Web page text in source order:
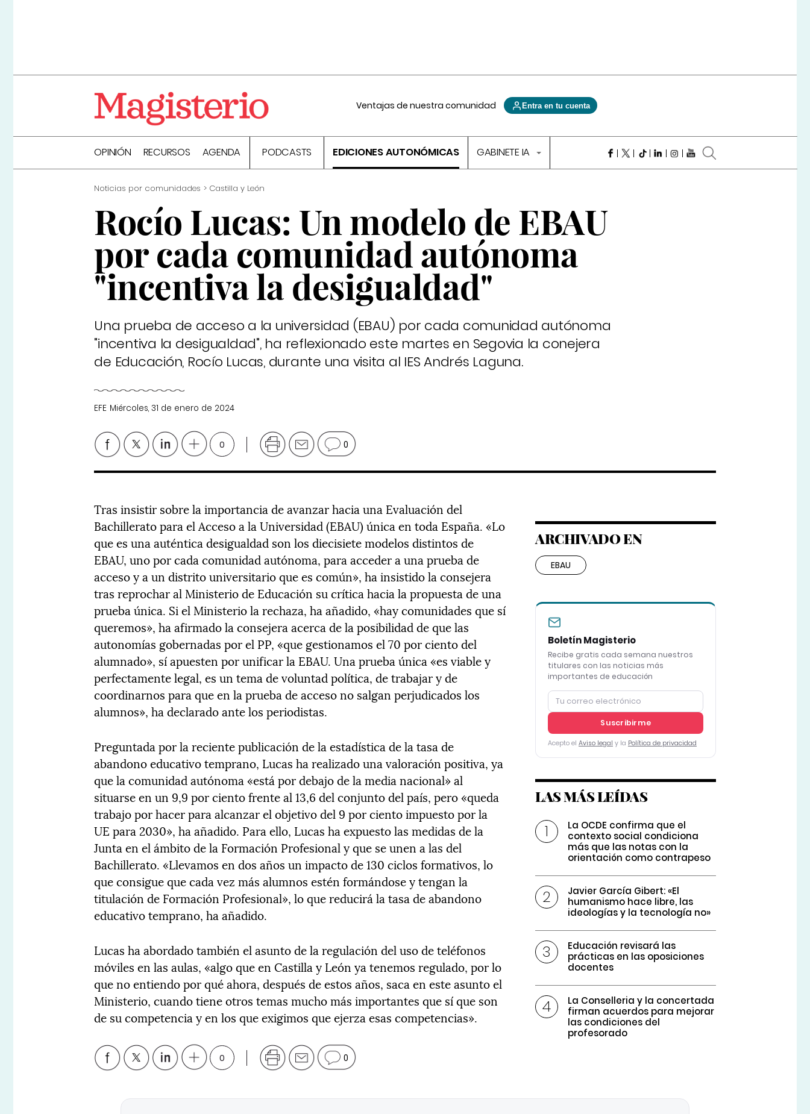
Ventajas de nuestra comunidad Entra en tu cuenta
OPINIÓN RECURSOS AGENDA PODCASTS EDICIONES AUTONÓMICAS GABINETE IA
Noticias por comunidades Castilla y León
Rocío Lucas: Un modelo de EBAU
por cada comunidad autónoma
"incentiva la desigualdad"
Una prueba de acceso a la universidad (EBAU) por cada comunidad autónoma
"incentiva la desigualdad", ha reflexionado este martes en Segovia la conejera
de Educación, Rocío Lucas, durante una visita al IES Andrés Laguna.
EFE Miércoles, 31 de enero de 2024
0 0
Tras insistir sobre la importancia de avanzar hacia una Evaluación del
Bachillerato para el Acceso a la Universidad (EBAU) única en toda España. «Lo
que es una auténtica desigualdad son los diecisiete modelos distintos de
EBAU, uno por cada comunidad autónoma, para acceder a una prueba de
acceso y a un distrito universitario que es común», ha insistido la consejera
tras reprochar al Ministerio de Educación su crítica hacia la propuesta de una
prueba única. Si el Ministerio la rechaza, ha añadido, «hay comunidades que sí
queremos», ha afirmado la consejera acerca de la posibilidad de que las
autonomías gobernadas por el PP, «que gestionamos el 70 por ciento del
alumnado», sí apuesten por unificar la EBAU. Una prueba única «es viable y
perfectamente legal, es un tema de voluntad política, de trabajar y de
coordinarnos para que en la prueba de acceso no salgan perjudicados los
alumnos», ha declarado ante los periodistas.
Preguntada por la reciente publicación de la estadística de la tasa de
abandono educativo temprano, Lucas ha realizado una valoración positiva, ya
que la comunidad autónoma «está por debajo de la media nacional» al
situarse en un 9,9 por ciento frente al 13,6 del conjunto del país, pero «queda
trabajo por hacer para alcanzar el objetivo del 9 por ciento impuesto por la
UE para 2030», ha añadido. Para ello, Lucas ha expuesto las medidas de la
Junta en el ámbito de la Formación Profesional y que se unen a las del
Bachillerato. «Llevamos en dos años un impacto de 130 ciclos formativos, lo
que consigue que cada vez más alumnos estén formándose y tengan la
titulación de Formación Profesional», lo que reducirá la tasa de abandono
educativo temprano, ha añadido.
Lucas ha abordado también el asunto de la regulación del uso de teléfonos
móviles en las aulas, «algo que en Castilla y León ya tenemos regulado, por lo
que no entiendo por qué ahora, después de estos años, saca en este asunto el
Ministerio, cuando tiene otros temas mucho más importantes que sí que son
de su competencia y en los que exigimos que ejerza esas competencias».
0 0
ARCHIVADO EN
EBAU
Boletín Magisterio
Recibe gratis cada semana nuestros
titulares con las noticias más
importantes de educación
Suscribirme
Acepto el Aviso legal y la Política de privacidad
LAS MÁS LEÍDAS
La OCDE confirma que el
contexto social condiciona
más que las notas con la
orientación como contrapeso
Javier García Gibert: «El
humanismo hace libre, las
ideologías y la tecnología no»
Educación revisará las
prácticas en las oposiciones
docentes
La Conselleria y la concertada
firman acuerdos para mejorar
las condiciones del
profesorado